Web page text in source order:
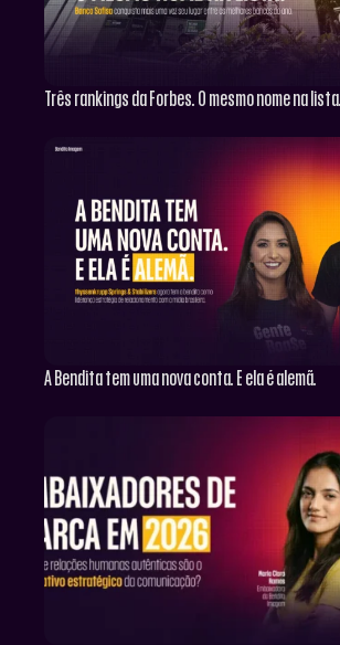
Três rankings da Forbes. O mesmo nome na lista.
A Bendita tem uma nova conta. E ela é alemã.